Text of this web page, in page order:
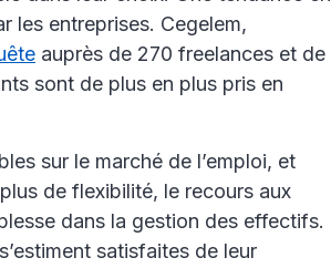
les entreprises. Cegelem,
auprès de 270 freelances et de
sont de plus en plus pris en
sur le marché de l’emploi, et
de flexibilité, le recours aux
dans la gestion des effectifs.
satisfaites de leur